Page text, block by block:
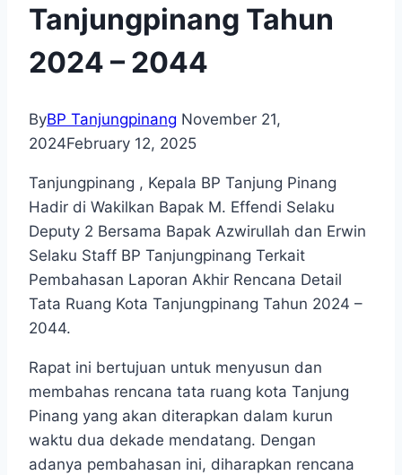
Tanjungpinang Tahun
2024 – 2044
ByBP Tanjungpinang November 21,
2024February 12, 2025
Tanjungpinang , Kepala BP Tanjung Pinang
Hadir di Wakilkan Bapak M. Effendi Selaku
Deputy 2 Bersama Bapak Azwirullah dan Erwin
Selaku Staff BP Tanjungpinang Terkait
Pembahasan Laporan Akhir Rencana Detail
Tata Ruang Kota Tanjungpinang Tahun 2024 –
2044.
Rapat ini bertujuan untuk menyusun dan
membahas rencana tata ruang kota Tanjung
Pinang yang akan diterapkan dalam kurun
waktu dua dekade mendatang. Dengan
adanya pembahasan ini, diharapkan rencana